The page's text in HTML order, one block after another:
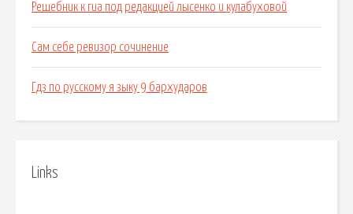
Решебник к гиа под редакцией лысенко и кулабуховой
Сам себе ревизор сочинение
Гдз по русскому я зыку 9 бархударов
Links